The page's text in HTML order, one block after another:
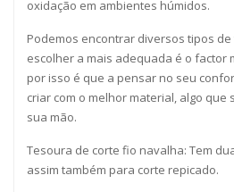
oxidação em ambientes húmidos.
Podemos encontrar diversos tipos
escolher a mais adequada é o factor
por isso é que a pensar no seu
criar com o melhor material, algo que
sua mão.
Tesoura de corte fio navalha: Tem
assim também para corte repicado.